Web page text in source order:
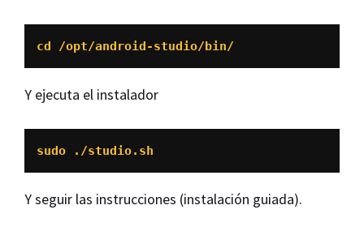
cd /opt/android-studio/bin/
Y ejecuta el instalador
sudo ./studio.sh
Y seguir las instrucciones (instalación guiada).